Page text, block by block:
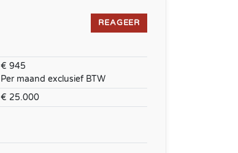
REAGEER
€ 945
Per maand exclusief BTW
€ 25.000